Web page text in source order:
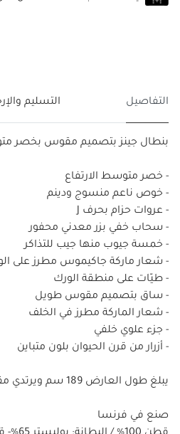
التفاصيل التسليم
بنطال جينز بتصميم مقوس بخصر
- خصر متوسط الارتفاع
- خوص ناعم منسوج ودينم
- عروات حزام بحرف J
- سحاب خفي بزر معدني محفور
- ‏خمسة جيوب منها جيب للتذاكر
- شعار ماركة جاكيموس مطرز على
- طيّات على منطقة الورك
- ساق بتصميم مقوس طويل
- شعار الماركة مطرز في الخلف
- جزء علوي خلفي
- أزرار من قرن الحيوان بلون متباين
يبلغ طول العارض 189 سم ويرتدي مقاس 30
صنع في فرنسا